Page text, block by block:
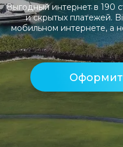
Выгодный интернет в 190
и скрытых платежей.
мобильном интернете, а